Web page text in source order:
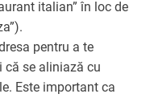
italian” în loc de
pentru a te
că se aliniază cu
Este important ca